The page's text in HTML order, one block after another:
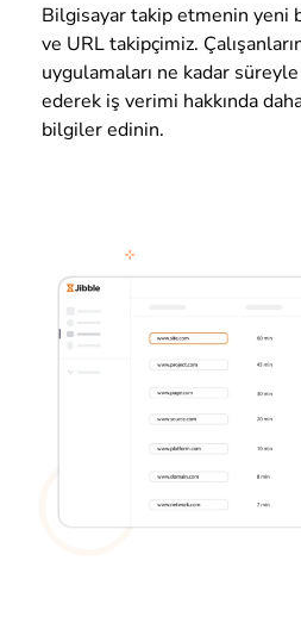
Bilgisayar takip etmenin yeni
ve URL takipçimiz.
uygulamaları ne kadar
ederek iş verimi hakkında
bilgiler edinin.